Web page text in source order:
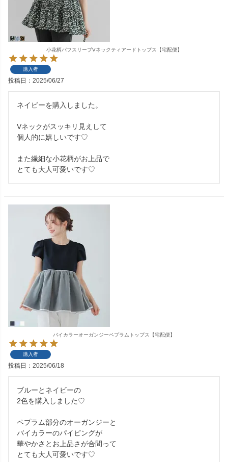
小花柄パフスリーブVネックティアードトップス【宅配便】
購入者
投稿日 2025/06/27
ネイビーを購入しました。
Vネックがスッキリ見えして
個人的に嬉しいです♡
また繊細な小花柄がお上品で
バイカラーオーガンジーペプラムトップス【宅配便】
購入者
投稿日 2025/06/18
ブルーとネイビーの
2色を購入しました♡
ペプラム部分のオーガンジーと
バイカラーのパイピングが
華やかさとお上品さが合間って
とても大人可愛いです♡